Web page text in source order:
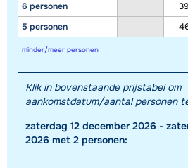
6 personen
5 personen
minder/meer personen
Klik in bovenstaande prijstabel om
aankomstdatum/aantal personen
zaterdag 12 december 2026 -
2026 met 2 personen: